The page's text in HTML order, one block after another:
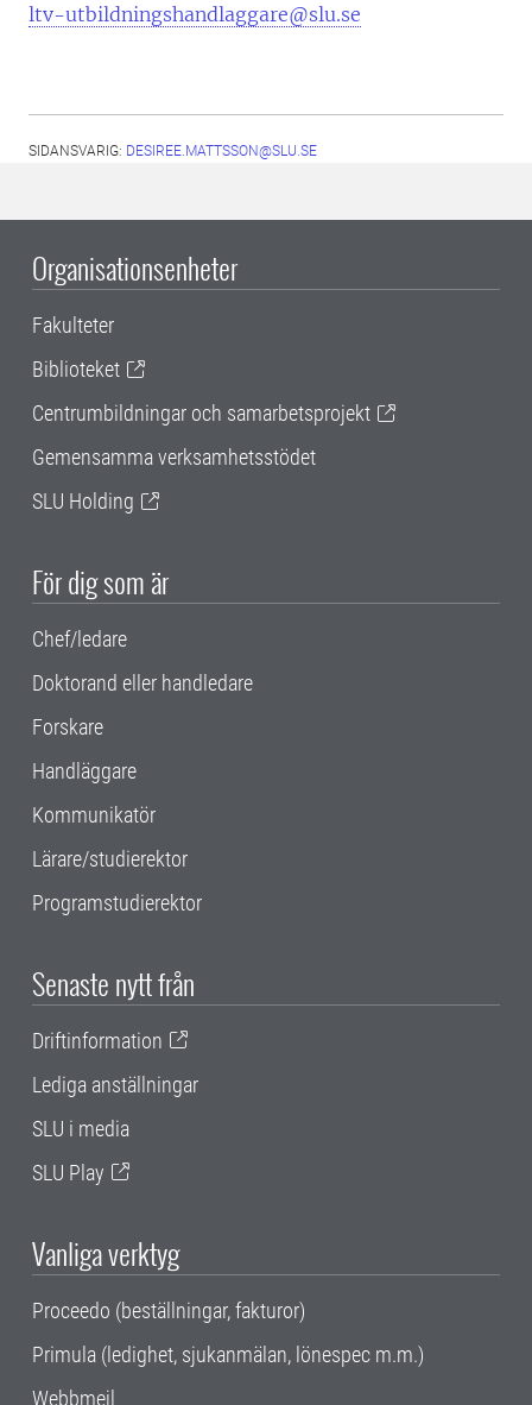
ltv-utbildningshandlaggare@slu.se
SIDANSVARIG: DESIREE.MATTSSON@SLU.SE
Organisationsenheter
Fakulteter
Biblioteket
Centrumbildningar och samarbetsprojekt
Gemensamma verksamhetsstödet
SLU Holding
För dig som är
Chef/ledare
Doktorand eller handledare
Forskare
Handläggare
Kommunikatör
Lärare/studierektor
Programstudierektor
Senaste nytt från
Driftinformation
Lediga anställningar
SLU i media
SLU Play
Vanliga verktyg
Proceedo (beställningar, fakturor)
Primula (ledighet, sjukanmälan, lönespec m.m.)
Webbmejl